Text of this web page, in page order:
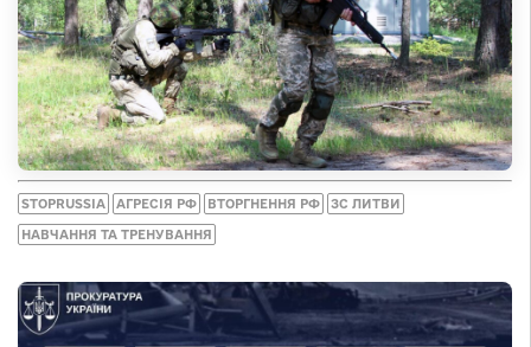
STOPRUSSIA АГРЕСІЯ РФ ВТОРГНЕННЯ РФ ЗС ЛИТВИ
НАВЧАННЯ ТА ТРЕНУВАННЯ